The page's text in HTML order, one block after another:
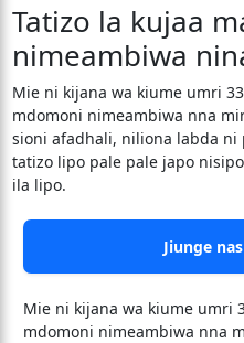
Tatizo la kujaa
nimeambiwa
Mie ni kijana wa kiume umri
mdomoni nimeambiwa nna
sioni afadhali, niliona labda ni
tatizo lipo pale pale japo
ila lipo.
Jiunge
Mie ni kijana wa kiume umri
mdomoni nimeambiwa nna